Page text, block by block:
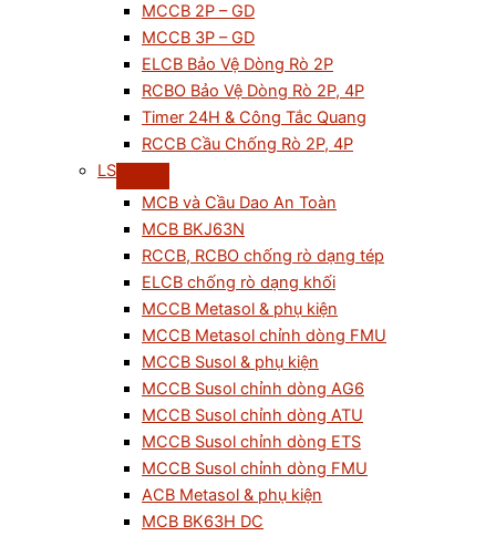
MCCB 2P – GD
MCCB 3P – GD
ELCB Bảo Vệ Dòng Rò 2P
RCBO Bảo Vệ Dòng Rò 2P, 4P
Timer 24H & Công Tắc Quang
RCCB Cầu Chống Rò 2P, 4P
LS
MCB và Cầu Dao An Toàn
MCB BKJ63N
RCCB, RCBO chống rò dạng tép
ELCB chống rò dạng khối
MCCB Metasol & phụ kiện
MCCB Metasol chỉnh dòng FMU
MCCB Susol & phụ kiện
MCCB Susol chỉnh dòng AG6
MCCB Susol chỉnh dòng ATU
MCCB Susol chỉnh dòng ETS
MCCB Susol chỉnh dòng FMU
ACB Metasol & phụ kiện
MCB BK63H DC